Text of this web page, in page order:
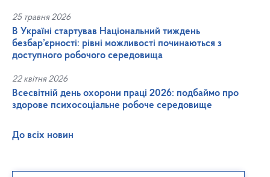
25 травня 2026
В Україні стартував Національний тиждень
безбар’єрності: рівні можливості починаються з
доступного робочого середовища
22 квітня 2026
Всесвітній день охорони праці 2026: подбаймо про
здорове психосоціальне робоче середовище
До всіх новин